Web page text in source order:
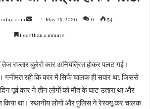
Send May 15, 2026 0 54
Less than a minute
तेज रफ्तार बुलेरो कार अनियंत्रित होकर पलट गई।
रही कि कार में सिर्फ चालक ही सवार था, जिससे
पूर्व कार ने तीन लोगों को मौत के घाट उतारा था और
किया था। स्थानीय लोगों और पुलिस ने रेस्क्यू कर चालक